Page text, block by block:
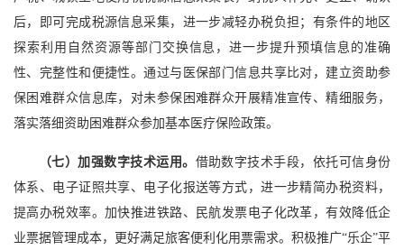
后，即可完成税源信息采集，进一步减轻办税负担；有条件的地区
探索利用自然资源等部门交换信息，进一步提升预填信息的准确
性、完整性和便捷性。通过与医保部门信息共享比对，建立资助参
保困难群众信息库，对未参保困难群众开展精准宣传、精细服务，
落实落细资助困难群众参加基本医疗保险政策。
（七）加强数字技术运用。 借助数字技术手段，依托可信身份
体系、电子证照共享、电子化报送等方式，进一步精简办税资料，
提高办税效率。加快推进铁路、民航发票电子化改革，有效降低企
业票据管理成本，更好满足旅客便利化用票需求。积极推广“乐企”平